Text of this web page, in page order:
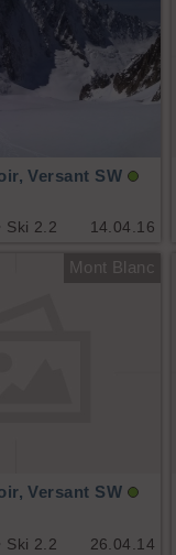
14.04.16
Versant SW
Ski 2.2
Mont Blanc
26.04.14
Versant SW
Ski 2.2